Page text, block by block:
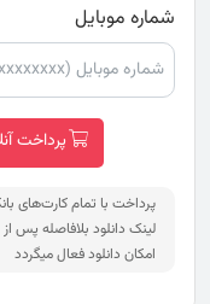
شماره موبایل
پرداخت
پرداخت با تمام کارت‌های
لینک دانلود بلافاصله پس
امکان دانلود فعال میگردد